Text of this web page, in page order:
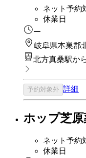
ネット予約
休業日
ー
岐阜県本巣郡
北方真桑駅か
予約対象外 詳細
ホップ芝原
ネット予約
休業日